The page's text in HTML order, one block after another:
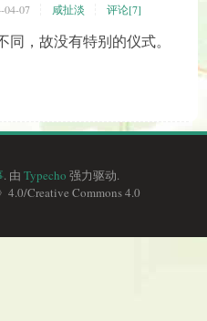
04-07 咸扯淡 评论[7]
，故没有特别的仪式。
. 由 Typecho 强力驱动.
4.0/Creative Commons 4.0